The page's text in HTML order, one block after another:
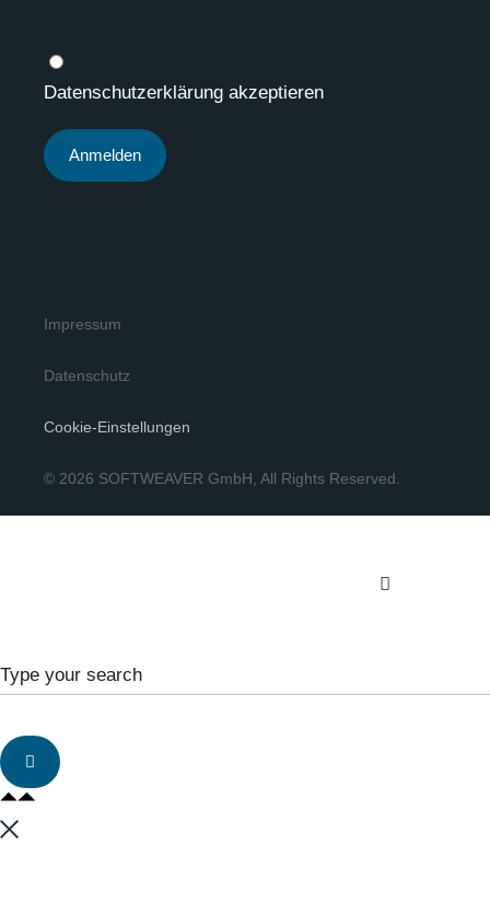
Datenschutzerklärung akzeptieren
Impressum
Datenschutz
Cookie-Einstellungen
© 2026 SOFTWEAVER GmbH, All Rights Reserved.